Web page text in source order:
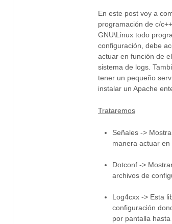
En este post voy a
programación de c/
GNU\Linux todo
configuración, debe
actuar en función de
sistema de logs.
tener un pequeño
instalar un Apache
Trataremos
Señales ->
manera actuar en
Dotconf ->
archivos de
Log4cxx -> Esta
configuración
por pantalla